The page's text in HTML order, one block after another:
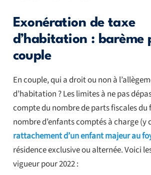
Exonération de taxe
d’habitation : barème
couple
En couple, qui a droit ou non à
d’habitation ? Les limites à ne pas
compte du nombre de parts fiscales du
nombre d’enfants comptés à charge (y
rattachement d’un enfant majeur au
résidence exclusive ou alternée. Voici
vigueur pour 2022 :